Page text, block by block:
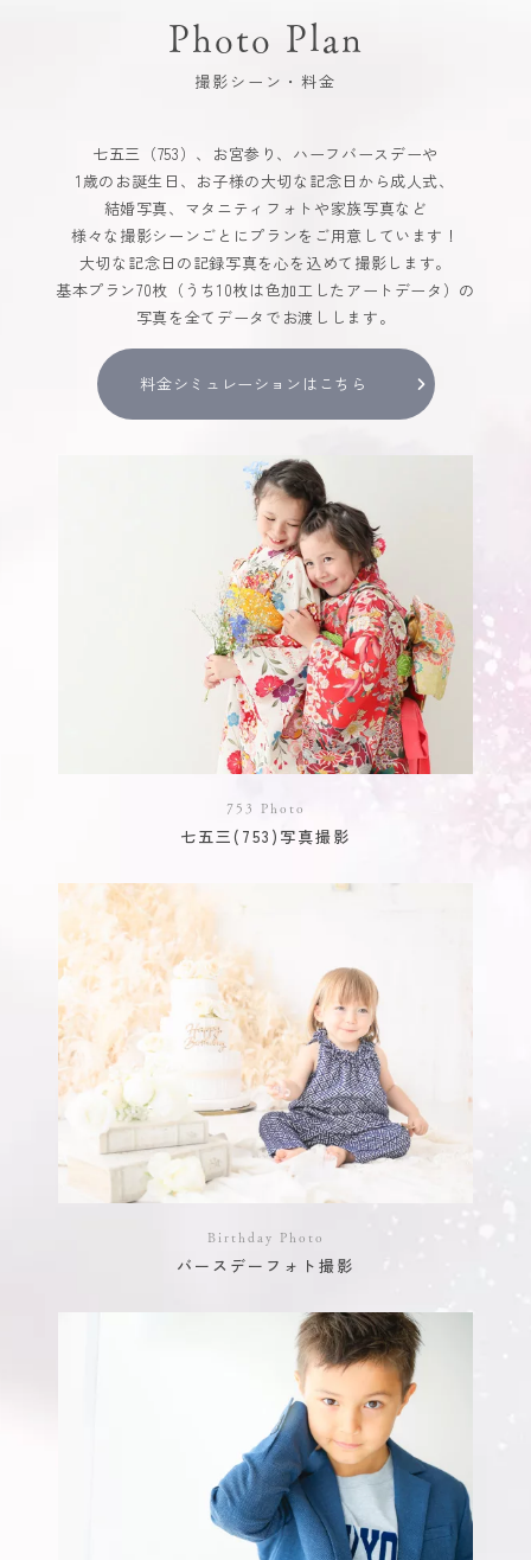
Photo Plan
撮影シーン・料金
七五三（753）、お宮参り、ハーフバースデーや
1歳のお誕生日、お子様の大切な記念日から成人式、
結婚写真、マタニティフォトや家族写真など
様々な撮影シーンごとにプランをご用意しています！
大切な記念日の記録写真を心を込めて撮影します。
基本プラン70枚（うち10枚は色加工したアートデータ）の
写真を全てデータでお渡しします。
料金シミュレーションはこちら
753 Photo
七五三(753)写真撮影
Birthday Photo
バースデーフォト撮影